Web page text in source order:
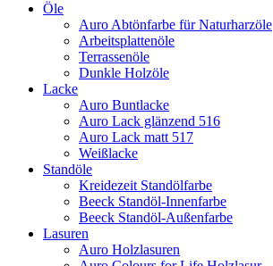
Öle
Auro Abtönfarbe für Naturharzöle
Arbeitsplattenöle
Terrassenöle
Dunkle Holzöle
Lacke
Auro Buntlacke
Auro Lack glänzend 516
Auro Lack matt 517
Weißlacke
Standöle
Kreidezeit Standölfarbe
Beeck Standöl-Innenfarbe
Beeck Standöl-Außenfarbe
Lasuren
Auro Holzlasuren